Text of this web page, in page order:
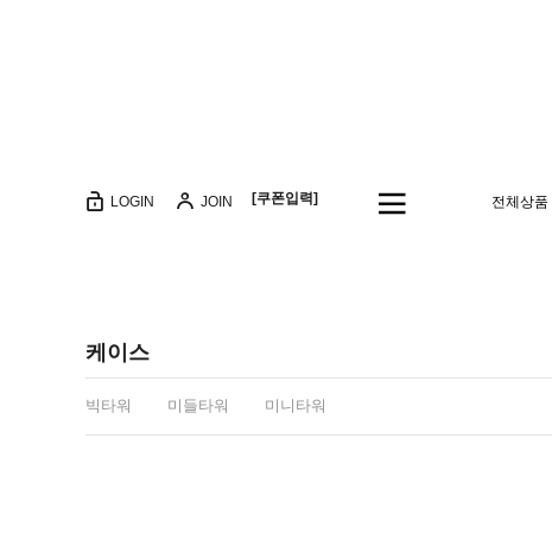
LOGIN JOIN [쿠폰입력] 전체상품
케이스
빅타워 미들타워 미니타워